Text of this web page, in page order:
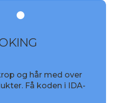
og hår med over
Få koden i IDA-